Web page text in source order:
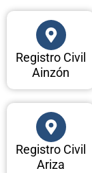
Registro Civil
Ainzón
Registro Civil
Ariza